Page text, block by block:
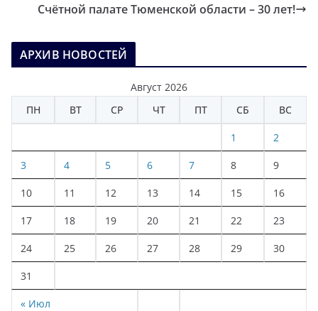
Счётной палате Тюменской области – 30 лет!
АРХИВ НОВОСТЕЙ
Август 2026
ПН
ВТ СР ЧТ ПТ СБ ВС
« Июл
1 2
3 4 5 6 7 8 9
10 11 12 13 14 15 16
17 18 19 20 21 22 23
24 25 26 27 28 29 30
31